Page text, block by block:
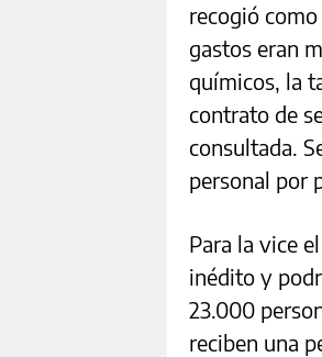
recogió como
gastos eran
químicos, la
contrato de
consultada.
personal por
Para la vice
inédito y
23.000
reciben una